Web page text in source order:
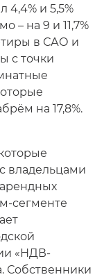
4,4% и 5,5%
– на 9 и 11,7%
в САО и
с точки
на 17,8%.
владельцами
сегменте
«НДВ-
Собственники